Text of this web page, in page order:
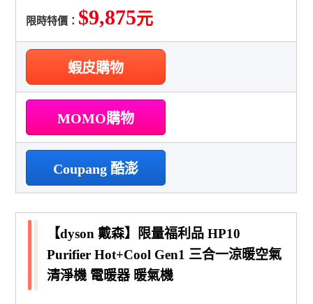
限時特價： $9,875元
蝦皮購物
MOMO購物
Coupang 酷澎
【dyson 戴森】限量福利品 HP10
Purifier Hot+Cool Gen1 三合一涼暖空氣
清淨機 電暖器 暖氣機